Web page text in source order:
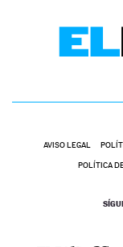
AVISO LEGAL
POLÍTICA